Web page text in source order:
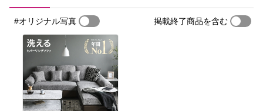
#オリジナル写真 掲載終了商品を含む